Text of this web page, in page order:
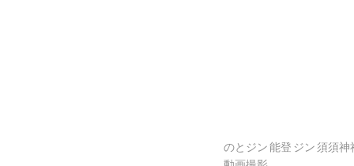
のとジン能登 ジン 須須神